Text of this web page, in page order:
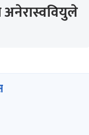
अनेरास्ववियुले